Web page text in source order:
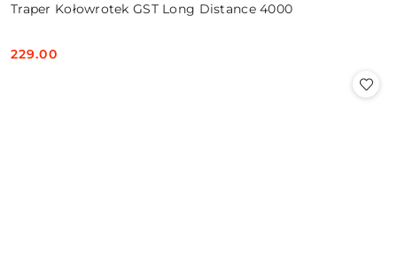
Traper Kołowrotek GST Long Distance 4000
Cena:
229.00